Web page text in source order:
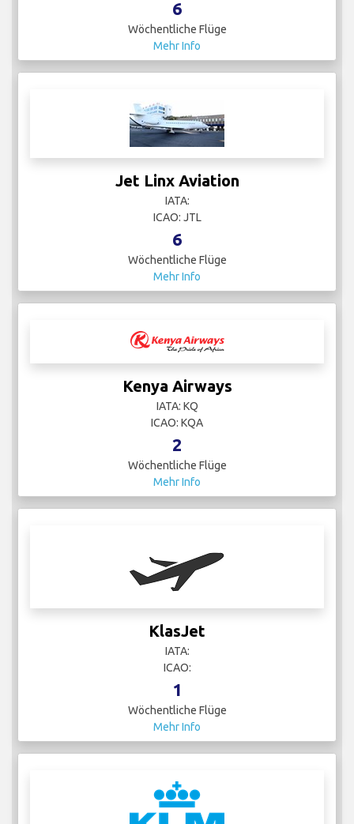
6
Wöchentliche Flüge
Mehr Info
Jet Linx Aviation
IATA:
ICAO: JTL
6
Wöchentliche Flüge
Mehr Info
Kenya Airways
IATA: KQ
ICAO: KQA
2
Wöchentliche Flüge
Mehr Info
KlasJet
IATA:
ICAO:
1
Wöchentliche Flüge
Mehr Info